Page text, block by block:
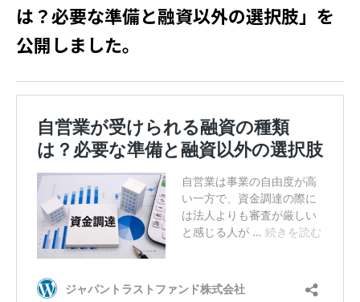
は？必要な準備と融資以外の選択肢」を
公開しました。